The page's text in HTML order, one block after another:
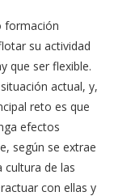
formación
su actividad
que ser flexible.
actual, y,
reto es que
efectos
según se extrae
cultura de las
con ellas y